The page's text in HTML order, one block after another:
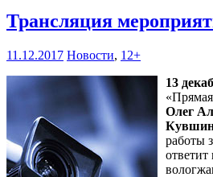
Трансляция
11.12.2017 Новости, 12+
13
Олег
работы